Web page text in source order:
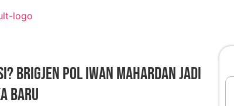
Brigjen Pol Iwan Mahardan Jadi
Baru